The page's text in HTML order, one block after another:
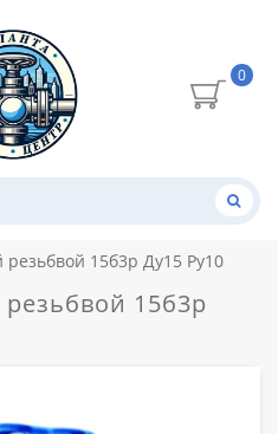
0
15б3р Ду15 Ру10
15б3р